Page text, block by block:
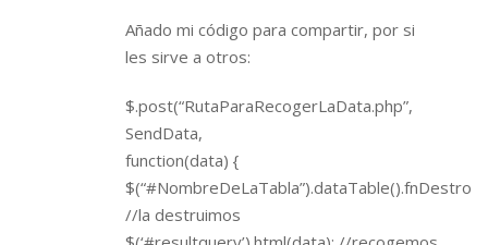
Añado mi código para compartir, por si
les sirve a otros:
$.post(“RutaParaRecogerLaData.php”,
SendData,
function(data) {
//la destruimos